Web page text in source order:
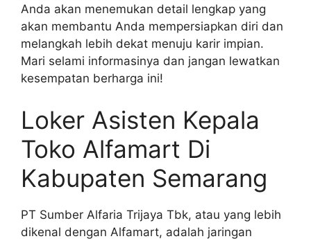
Anda akan menemukan detail lengkap yang
akan membantu Anda mempersiapkan diri dan
melangkah lebih dekat menuju karir impian.
Mari selami informasinya dan jangan lewatkan
kesempatan berharga ini!
Loker Asisten Kepala
Toko Alfamart Di
Kabupaten Semarang
PT Sumber Alfaria Trijaya Tbk, atau yang lebih
dikenal dengan Alfamart, adalah jaringan